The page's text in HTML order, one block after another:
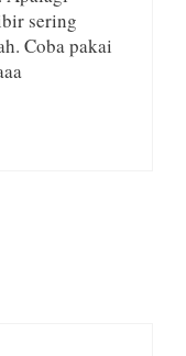
sering
Coba pakai